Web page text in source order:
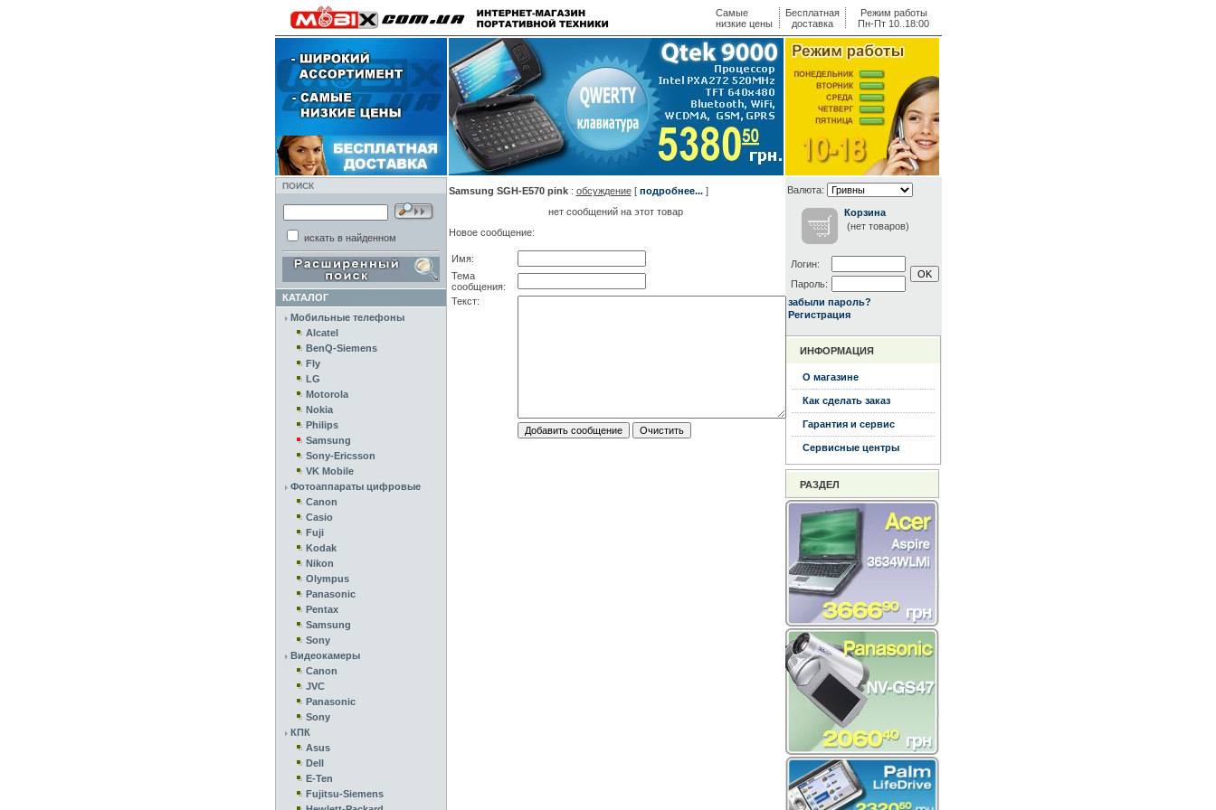
Самые
низкие цены
Бесплатная
доставка
Режим работы
Пн-Пт 10..18:00
ПОИСК
искать в найденном
КАТАЛОГ
Мобильные телефоны
Alcatel
BenQ-Siemens
Fly
LG
Motorola
Nokia
Philips
Samsung
Sony-Ericsson
VK Mobile
Фотоаппараты цифровые
Canon
Casio
Fuji
Kodak
Nikon
Olympus
Panasonic
Pentax
Samsung
Sony
Видеокамеры
Canon
JVC
Panasonic
Sony
КПК
Asus
Dell
E-Ten
Fujitsu-Siemens
Samsung SGH-E570 pink: обсуждение[ подробнее...]
нет сообщений на этот товар
Новое сообщение:
Имя:
Тема
сообщения:
Текст:
Валюта:
Корзина
(нет товаров)
Логин:
Пароль:
забыли пароль?
Регистрация
ИНФОРМАЦИЯ
О магазине
Как сделать заказ
Гарантия и сервис
Сервисные центры
РАЗДЕЛ